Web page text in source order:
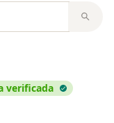
verificada